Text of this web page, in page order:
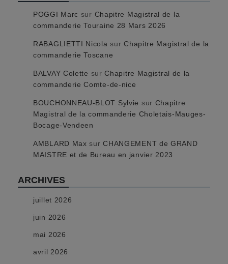
POGGI Marc sur Chapitre Magistral de la
commanderie Touraine 28 Mars 2026
RABAGLIETTI Nicola surChapitre Magistral de la
commanderie Toscane
BALVAY Colette surChapitre Magistral de la
commanderie Comte-de-nice
BOUCHONNEAU-BLOT Sylvie sur Chapitre
Magistral de la commanderie Choletais-Mauges-
Bocage-Vendeen
AMBLARD Max surCHANGEMENT de GRAND
MAISTRE et de Bureau en janvier 2023
ARCHIVES
juillet 2026
juin 2026
mai 2026
avril 2026